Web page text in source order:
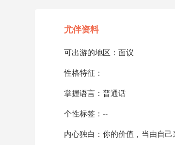
尤伴资料
可出游的地区：面议
性格特征：
掌握语言：普通话
个性标签：--
内心独白：你的价值，当由自